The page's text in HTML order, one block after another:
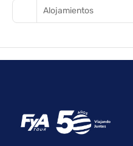
Alojamientos